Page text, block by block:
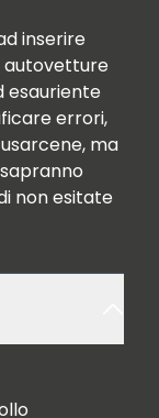
inserire
autovetture
esauriente
errori,
ma
non esitate